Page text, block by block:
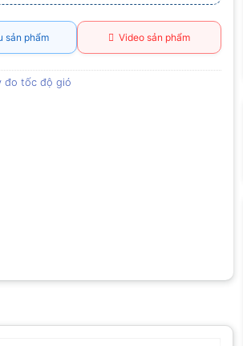
sản phẩm Video sản phẩm
đo tốc độ gió